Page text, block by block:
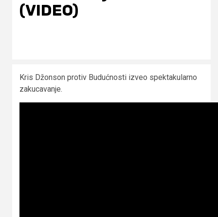
(VIDEO)
Kris Džonson protiv Budućnosti izveo spektakularno
zakucavanje.